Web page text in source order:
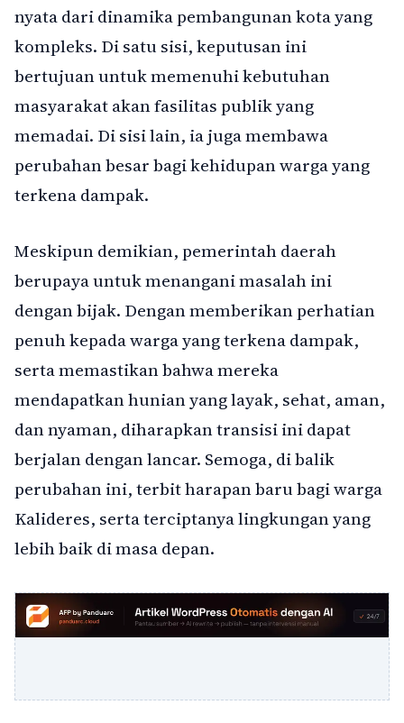
nyata dari dinamika pembangunan kota yang
kompleks. Di satu sisi, keputusan ini
bertujuan untuk memenuhi kebutuhan
masyarakat akan fasilitas publik yang
memadai. Di sisi lain, ia juga membawa
perubahan besar bagi kehidupan warga yang
terkena dampak.
Meskipun demikian, pemerintah daerah
berupaya untuk menangani masalah ini
dengan bijak. Dengan memberikan perhatian
penuh kepada warga yang terkena dampak,
serta memastikan bahwa mereka
mendapatkan hunian yang layak, sehat, aman,
dan nyaman, diharapkan transisi ini dapat
berjalan dengan lancar. Semoga, di balik
perubahan ini, terbit harapan baru bagi warga
Kalideres, serta terciptanya lingkungan yang
lebih baik di masa depan.